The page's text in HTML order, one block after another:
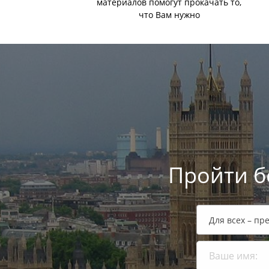
что Вам нужно
Пройти
Для всех –